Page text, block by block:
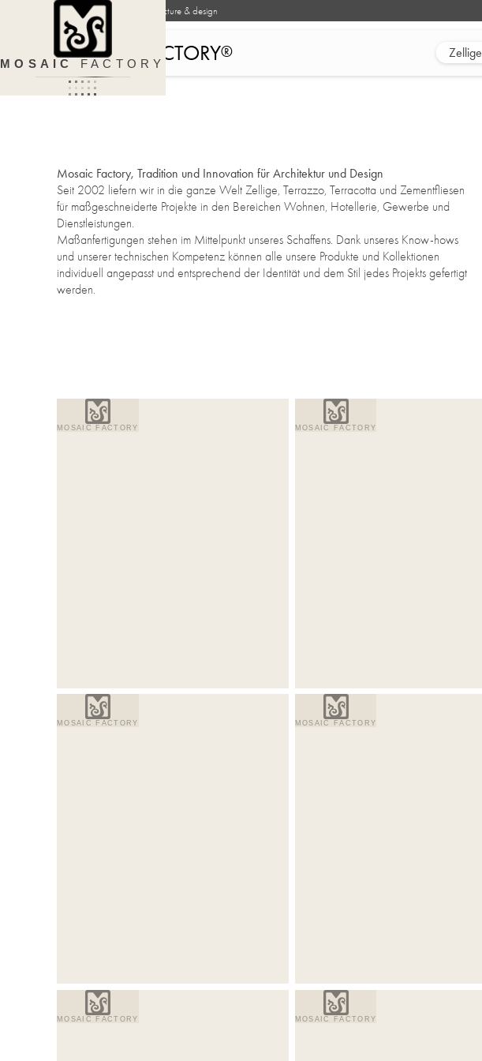
MOSAIC FACTORY
Handcrafted surfaces for architecture & design
MOSAIC FACTORY® Zellige
Mosaic Factory, Tradition und Innovation für Architektur und Design
Seit 2002 liefern wir in die ganze Welt Zellige, Terrazzo, Terracotta und Zementfliesen
für maßgeschneiderte Projekte in den Bereichen Wohnen, Hotellerie, Gewerbe und
Dienstleistungen.
Maßanfertigungen stehen im Mittelpunkt unseres Schaffens. Dank unseres Know-hows
und unserer technischen Kompetenz können alle unsere Produkte und Kollektionen
individuell angepasst und entsprechend der Identität und dem Stil jedes Projekts gefertigt
werden.
MOSAIC FACTORY MOSAIC FACTORY
MOSAIC FACTORY MOSAIC FACTORY
MOSAIC FACTORY MOSAIC FACTORY